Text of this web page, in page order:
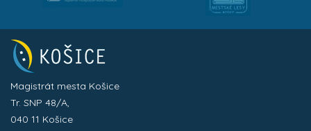
Magistrát mesta Košice
Tr. SNP 48/A,
040 11 Košice